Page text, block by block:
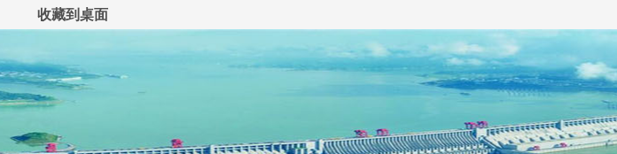
收藏到桌面